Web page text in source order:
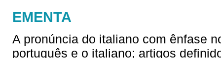
EMENTA
A pronúncia do italiano com ênfase
português e o italiano; artigos